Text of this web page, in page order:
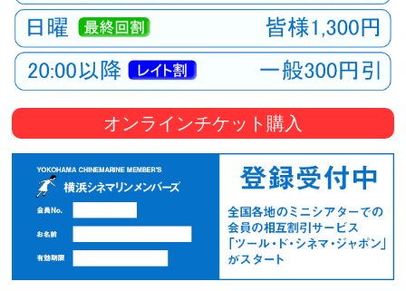
オンラインチケット購入